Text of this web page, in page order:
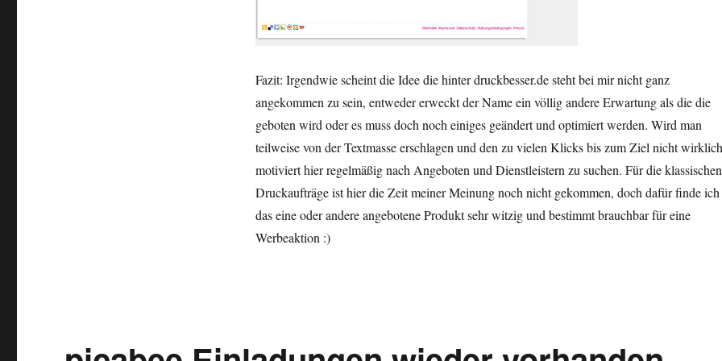
Fazit: Irgendwie scheint die Idee die hinter druckbesser.de steht bei mir nicht ganz
angekommen zu sein, entweder erweckt der Name ein völlig andere Erwartung als die die
geboten wird oder es muss doch noch einiges geändert und optimiert werden. Wird man
teilweise von der Textmasse erschlagen und den zu vielen Klicks bis zum Ziel nicht wirklich
motiviert hier regelmäßig nach Angeboten und Dienstleistern zu suchen. Für die klassischen
Druckaufträge ist hier die Zeit meiner Meinung noch nicht gekommen, doch dafür finde ich
das eine oder andere angebotene Produkt sehr witzig und bestimmt brauchbar für eine
Werbeaktion :)